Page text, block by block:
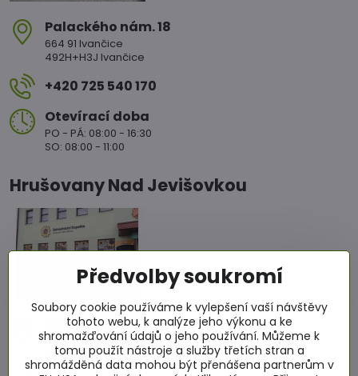
Palackého nám​. 18
664 91 Ivančice
492H+H3J Ivančice
+420 725 540 170
Otevírací doba
PO - PÁ: 08:00 - 16:30
SO: 08:00 - 11:00
Hrušovany Nad Jevišovkou
nám​. Míru 86
671 67 Hrušovany nad Jevišovkou
RCJ2+4WC Hrušovany nad Jevišovkou
Předvolby soukromí
Soubory cookie používáme k vylepšení vaší návštěvy
tohoto webu, k analýze jeho výkonu a ke
shromažďování údajů o jeho používání. Můžeme k
tomu použít nástroje a služby třetích stran a
shromážděná data mohou být přenášena partnerům v